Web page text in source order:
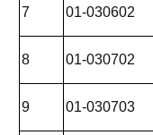
7 01-030602
8 01-030702
9 01-030703